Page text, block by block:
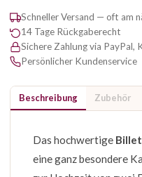
Schneller Versand — oft am
14 Tage Rückgaberecht
Sichere Zahlung via
Persönlicher Kundenservice
Beschreibung Zubehör
Das hochwertige
eine ganz besondere